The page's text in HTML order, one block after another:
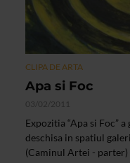
CLIPA DE ARTA
Apa si Foc
03/02/2011
Expozitia “Apa si Foc”
deschisa in spatiul
(Caminul Artei - parter)